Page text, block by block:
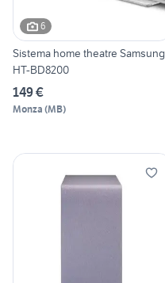
6
Sistema home theatre Samsung
HT-BD8200
149 €
Monza (MB)